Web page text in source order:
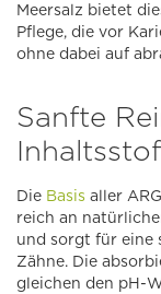
Meersalz bietet
Pflege, die vor
ohne dabei auf
Sanfte
Die Basis aller
reich an
und sorgt für eine
Zähne. Die
gleichen den pH-